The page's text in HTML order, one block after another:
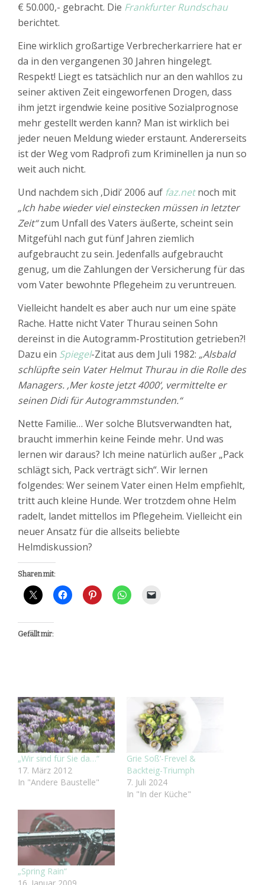
€ 50.000,- gebracht. Die Frankfurter Rundschau
berichtet.
Eine wirklich großartige Verbrecherkarriere hat er
da in den vergangenen 30 Jahren hingelegt.
Respekt! Liegt es tatsächlich nur an den wahllos zu
seiner aktiven Zeit eingeworfenen Drogen, dass
ihm jetzt irgendwie keine positive Sozialprognose
mehr gestellt werden kann? Man ist wirklich bei
jeder neuen Meldung wieder erstaunt. Andererseits
ist der Weg vom Radprofi zum Kriminellen ja nun so
weit auch nicht.
Und nachdem sich ‚Didi‘ 2006 auf faz.netnoch mit
„Ich habe wieder viel einstecken müssen in letzter
Zeit“zum Unfall des Vaters äußerte, scheint sein
Mitgefühl nach gut fünf Jahren ziemlich
aufgebraucht zu sein. Jedenfalls aufgebraucht
genug, um die Zahlungen der Versicherung für das
vom Vater bewohnte Pflegeheim zu veruntreuen.
Vielleicht handelt es aber auch nur um eine späte
Rache. Hatte nicht Vater Thurau seinen Sohn
dereinst in die Autogramm-Prostitution getrieben?!
Dazu ein Spiegel-Zitat aus dem Juli 1982: „Alsbald
schlüpfte sein Vater Helmut Thurau in die Rolle des
Managers. ‚Mer koste jetzt 4000‘, vermittelte er
seinen Didi für Autogrammstunden.“
Nette Familie… Wer solche Blutsverwandten hat,
braucht immerhin keine Feinde mehr. Und was
lernen wir daraus? Ich meine natürlich außer „Pack
schlägt sich, Pack verträgt sich“. Wir lernen
folgendes: Wer seinem Vater einen Helm empfiehlt,
tritt auch kleine Hunde. Wer trotzdem ohne Helm
radelt, landet mittellos im Pflegeheim. Vielleicht ein
neuer Ansatz für die allseits beliebte
Helmdiskussion?
Sharen mit:
Gefällt mir:
„Wir sind für Sie da…“
17. März 2012
In "Andere Baustelle"
Grie Soß‘-Frevel &
Backteig-Triumph
7. Juli 2024
In "In der Küche"
„Spring Rain“